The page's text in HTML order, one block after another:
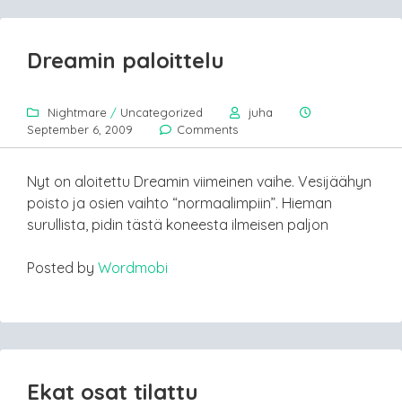
Dreamin paloittelu
Nightmare / Uncategorized
juha
September 6, 2009
Comments
Nyt on aloitettu Dreamin viimeinen vaihe. Vesijäähyn
poisto ja osien vaihto “normaalimpiin”. Hieman
surullista, pidin tästä koneesta ilmeisen paljon
Posted by Wordmobi
Ekat osat tilattu